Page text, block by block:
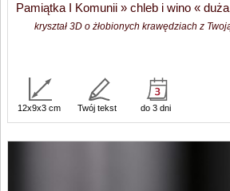
Pamiątka I Komunii » chleb i wino «
kryształ 3D o żłobionych krawędziach z
12x9x3 cm Twój tekst do 3 dni